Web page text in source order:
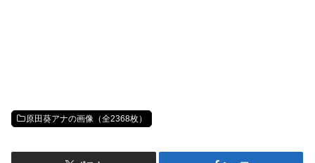
原田葵アナの画像（全2368枚）